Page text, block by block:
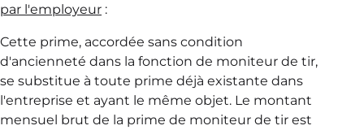
par l'employeur :
Cette prime, accordée sans condition
d'ancienneté dans la fonction de moniteur de tir,
se substitue à toute prime déjà existante dans
l'entreprise et ayant le même objet. Le montant
mensuel brut de la prime de moniteur de tir est